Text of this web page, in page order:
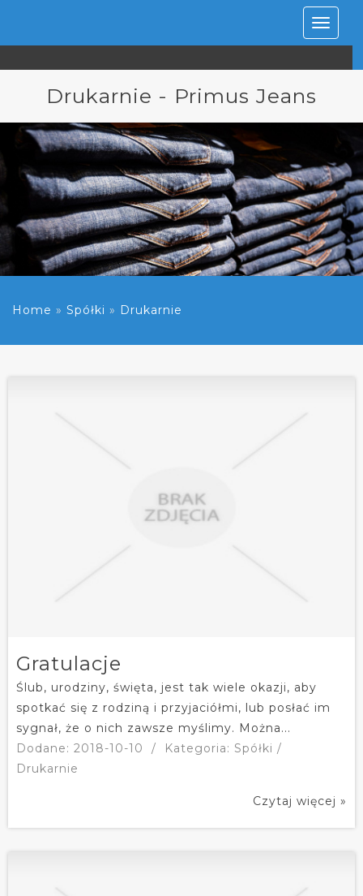
Rozwiń
Drukarnie - Primus Jeans
Home » Spółki » Drukarnie
Gratulacje
Ślub, urodziny, święta, jest tak wiele okazji, aby
spotkać się z rodziną i przyjaciółmi, lub posłać im
sygnał, że o nich zawsze myślimy. Można...
Dodane: 2018-10-10
/
Kategoria: Spółki /
Drukarnie
Czytaj więcej »